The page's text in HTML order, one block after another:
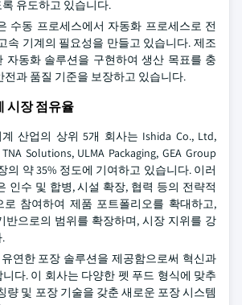
유도하고 있습니다.
수동 프로세스에서 자동화 프로세스로 전
속 기계의 필요성을 만들고 있습니다. 제조
자동화 솔루션을 구현하여 생산 목표를 충
전과 품질 기준을 보장하고 있습니다.
시장 점유율
산업의 상위 5개 회사는 Ishida Co., Ltd,
TNA Solutions, ULMA Packaging, GEA Group
의 약 35% 정도에 기여하고 있습니다. 이러
인수 및 합병, 시설 확장, 협력 등의 전략적
로 참여하여 제품 포트폴리오를 확대하고,
반으로의 범위를 확장하며, 시장 지위를 강
연한 포장 솔루션을 제공함으로써 혁신과
다. 이 회사는 다양한 펫 푸드 형식에 맞추
량 및 포장 기술을 갖춘 새로운 포장 시스템